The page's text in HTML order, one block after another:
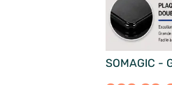
SOMAGIC -